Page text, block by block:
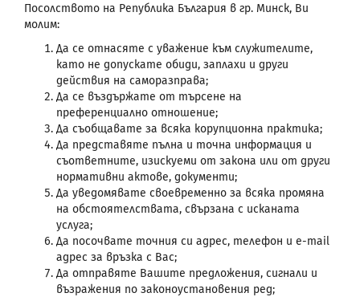
Посолството на Република България в гр. Минск, Ви
молим:
Да се отнасяте с уважение към служителите,
като не допускате обиди, заплахи и други
действия на саморазправа;
Да се въздържате от търсене на
преференциално отношение;
Да съобщавате за всяка корупционна практика;
Да представяте пълна и точна информация и
съответните, изискуеми от закона или от други
нормативни актове, документи;
Да уведомявате своевременно за всяка промяна
на обстоятелствата, свързана с исканата
услуга;
Да посочвате точния си адрес, телефон и e-mail
адрес за връзка с Вас;
Да отправяте Вашите предложения, сигнали и
възражения по законоустановения ред;